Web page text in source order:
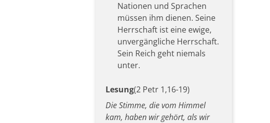
Nationen und Sprachen
müssen ihm dienen. Seine
Herrschaft ist eine ewige,
unvergängliche Herrschaft.
Sein Reich geht niemals
unter.
Lesung(2 Petr 1,16-19)
Die Stimme, die vom Himmel
kam, haben wir gehört, als wir